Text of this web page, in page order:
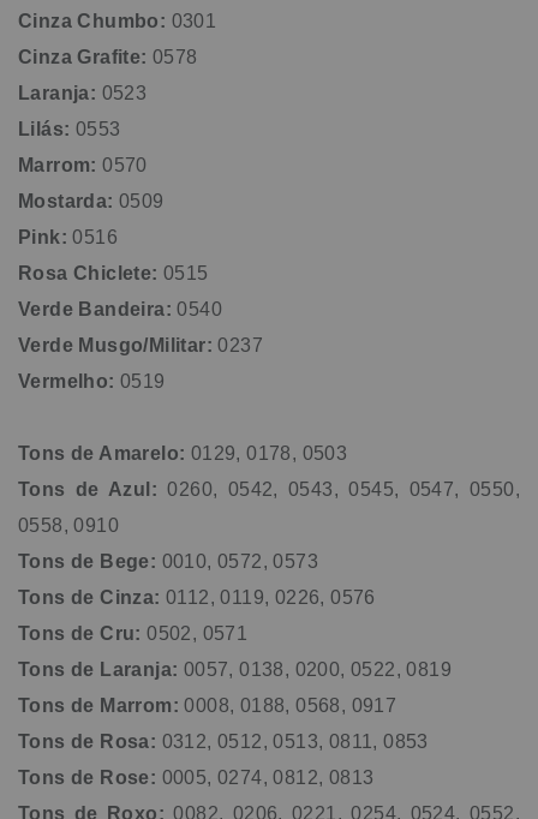
Cinza Chumbo: 0301
Cinza Grafite: 0578
Laranja: 0523
Lilás: 0553
Marrom: 0570
Mostarda: 0509
Pink: 0516
Rosa Chiclete: 0515
Verde Bandeira: 0540
Verde Musgo/Militar: 0237
Vermelho: 0519
Tons de Amarelo: 0129, 0178, 0503
Tons de Azul: 0260, 0542, 0543, 0545, 0547, 0550,
0558, 0910
Tons de Bege: 0010, 0572, 0573
Tons de Cinza: 0112, 0119, 0226, 0576
Tons de Cru: 0502, 0571
Tons de Laranja: 0057, 0138, 0200, 0522, 0819
Tons de Marrom: 0008, 0188, 0568, 0917
Tons de Rosa: 0312, 0512, 0513, 0811, 0853
Tons de Rose: 0005, 0274, 0812, 0813
Tons de Roxo: 0082, 0206, 0221, 0254, 0524, 0552,